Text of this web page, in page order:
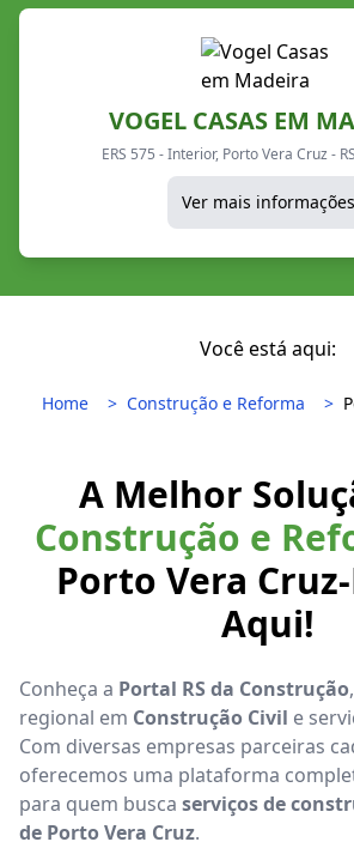
VOGEL CASAS EM
ERS 575 - Interior, Porto Vera Cruz -
Ver mais informações
Você está aqui:
Home Construção e Reforma
A Melhor
Construção e
Porto Vera Cruz-
Aqui!
Conheça a Portal RS da Construção
regional em Construção Civil e
Com diversas empresas parceiras
oferecemos uma plataforma
para quem busca serviços de
de Porto Vera Cruz.